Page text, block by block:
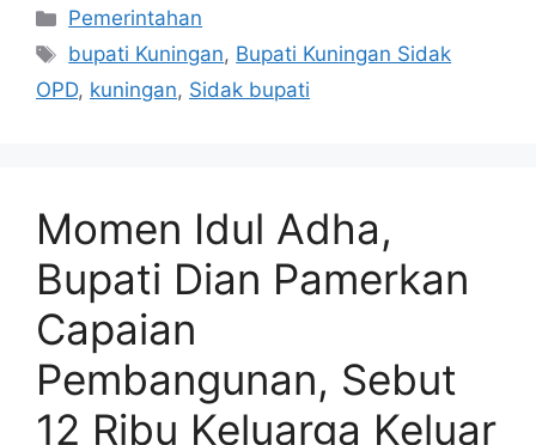
Kategori
Pemerintahan
Tag
bupati Kuningan, Bupati Kuningan Sidak
OPD, kuningan, Sidak bupati
Momen Idul Adha,
Bupati Dian Pamerkan
Capaian
Pembangunan, Sebut
12 Ribu Keluarga Keluar